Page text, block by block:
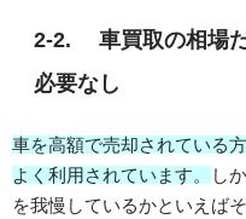
2-2. 車買取の相場
必要なし
車を高額で売却されている
よく利用されています。
し
を我慢しているかといえば